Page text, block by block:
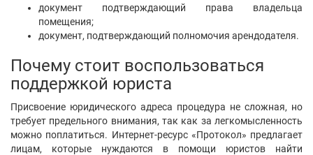
документ подтверждающий права владельца
помещения;
документ, подтверждающий полномочия арендодателя.
Почему стоит воспользоваться
поддержкой юриста
Присвоение юридического адреса процедура не сложная, но
требует предельного внимания, так как за легкомысленность
можно поплатиться. Интернет-ресурс «Протокол» предлагает
лицам, которые нуждаются в помощи юристов найти